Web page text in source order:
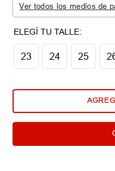
Ver todos los medios de
23 24 25